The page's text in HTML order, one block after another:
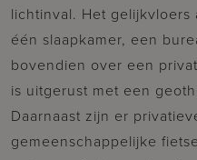
lichtinval. Het
één slaapkamer, een
bovendien over een
is uitgerust met een
Daarnaast zijn er
gemeenschappelijke